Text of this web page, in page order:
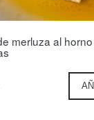
merluza al